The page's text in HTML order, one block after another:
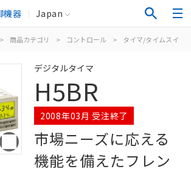
機器 Japan
> 商品カテゴリ > コントロール > タイマ/タイムスイッ
デジタルタイマ
H5BR
2008年03月 受注終了
市場ニーズに応える
機能を備えたフレン